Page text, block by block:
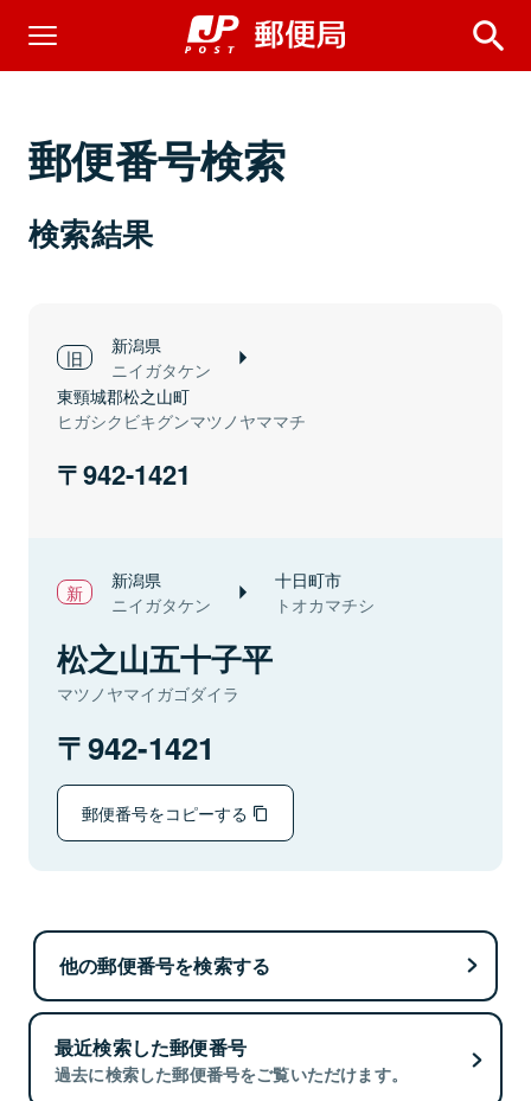
郵便番号検索
検索結果
新潟県
ニイガタケン
東頸城郡松之山町
ヒガシクビキグンマツノヤママチ
942-1421
新潟県
ニイガタケン
十日町市
トオカマチシ
松之山五十子平
マツノヤマイガゴダイラ
942-1421
郵便番号をコピーする
他の郵便番号を検索する
最近検索した郵便番号
過去に検索した郵便番号をご覧いただけます。